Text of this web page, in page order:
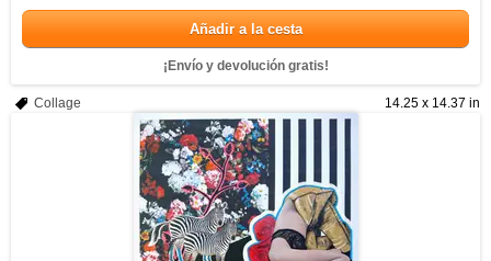
Añadir a la cesta
¡Envío y devolución gratis!
14.25 x 14.37 in
Collage